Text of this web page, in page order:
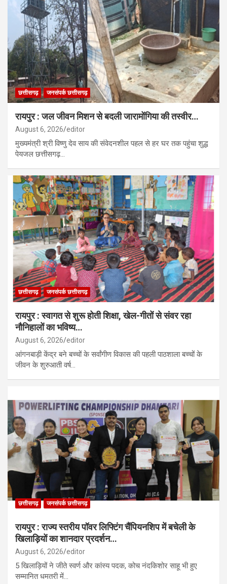
छत्तीसगढ़ जनसंपर्क छत्तीसगढ़
रायपुर : जल जीवन मिशन से बदली जारामोंगिया की तस्वीर…
August 6, 2026 editor
मुख्यमंत्री श्री विष्णु देव साय की संवेदनशील पहल से हर घर तक पहुंचा शुद्ध
पेयजल छत्तीसगढ़…
छत्तीसगढ़ जनसंपर्क छत्तीसगढ़
रायपुर : स्वागत से शुरू होती शिक्षा, खेल-गीतों से संवर रहा
नौनिहालों का भविष्य…
August 6, 2026 editor
आंगनबाड़ी केंद्र बने बच्चों के सर्वांगीण विकास की पहली पाठशाला बच्चों के
जीवन के शुरुआती वर्ष…
छत्तीसगढ़ जनसंपर्क छत्तीसगढ़
रायपुर : राज्य स्तरीय पॉवर लिफ्टिंग चैंपियनशिप में बचेली के
खिलाड़ियों का शानदार प्रदर्शन…
August 6, 2026 editor
5 खिलाड़ियों ने जीते स्वर्ण और कांस्य पदक, कोच नंदकिशोर साहू भी हुए
सम्मानित धमतरी में…